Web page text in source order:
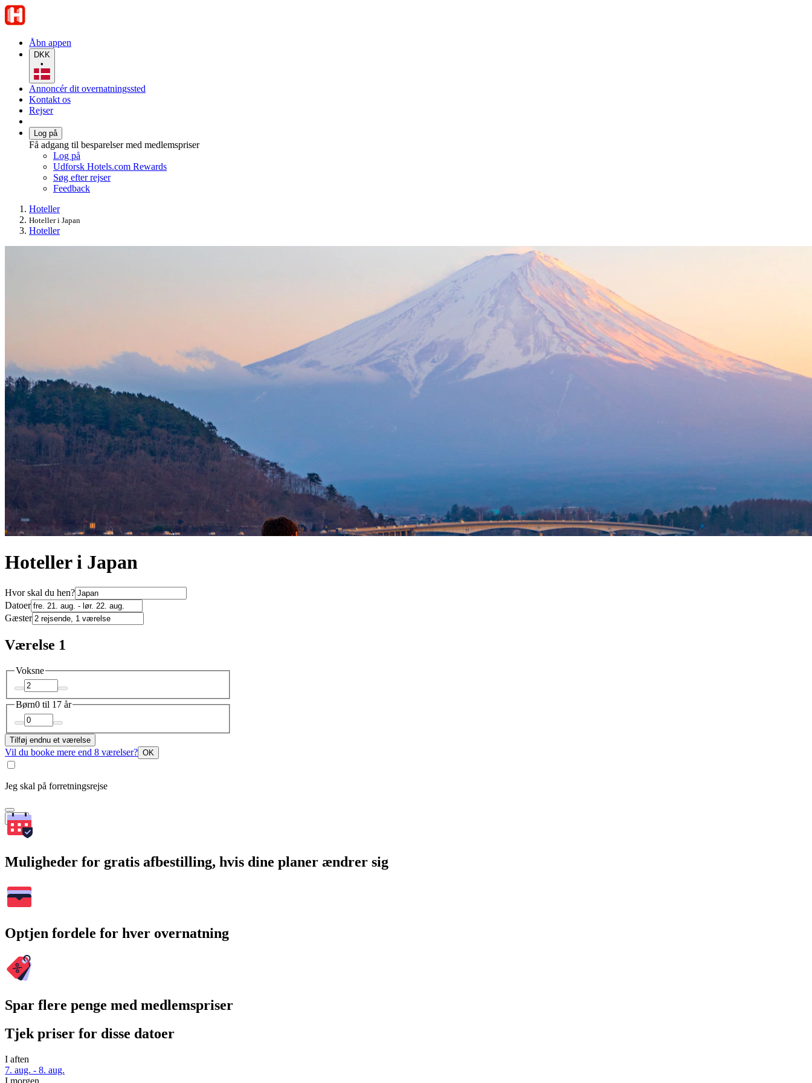
Åbn appen
DKK
•
Annoncér dit overnatningssted
Kontakt os
Rejser
Log på
Få adgang til besparelser med medlemspriser
Log på
Udforsk Hotels.com Rewards
Søg efter rejser
Feedback
Hoteller
Hoteller i Japan
Hoteller
Hoteller i Japan
Hvor skal du hen?
Datoer
Gæster
Værelse 1
Voksne
Børn0 til 17 år
Tilføj endnu et værelse
Vil du booke mere end 8 værelser? OK
Jeg skal på forretningsrejse
Søg
Muligheder for gratis afbestilling, hvis dine planer ændrer sig
Optjen fordele for hver overnatning
Spar flere penge med medlemspriser
Tjek priser for disse datoer
I aften
7. aug. - 8. aug.